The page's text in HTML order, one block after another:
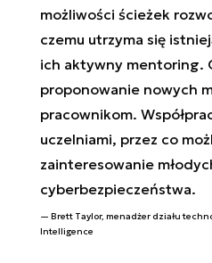
możliwości ścieżek
czemu utrzyma się
ich aktywny mentoring.
proponowanie nowych
pracownikom.
uczelniami, przez co
zainteresowanie
cyberbezpieczeństwa.
Brett Taylor, menadżer działu
Intelligence